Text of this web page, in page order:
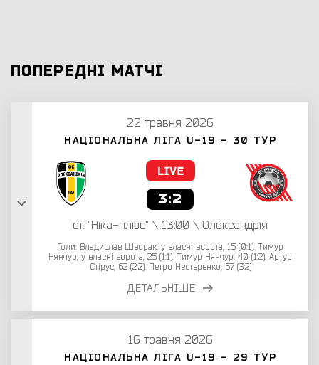
ПОПЕРЕДНІ МАТЧІ
22 травня 2026
НАЦІОНАЛЬНА ЛІГА U-19 - 30 ТУР
3:2
ст. "Ніка-плюс" \ 13:00 \ Олександрія
Голи: Владислав Шворак, у власні ворота, 15 (0:1). Тимур
Нянчур, у власні ворота, 25 (1:1). Тимур Нянчур, 40 (1:2). Артур
Стірус, 62 (2:2). Петро Нестеренко, 67 (3:2)
ДЕТАЛЬНІШЕ
16 травня 2026
НАЦІОНАЛЬНА ЛІГА U-19 - 29 ТУР